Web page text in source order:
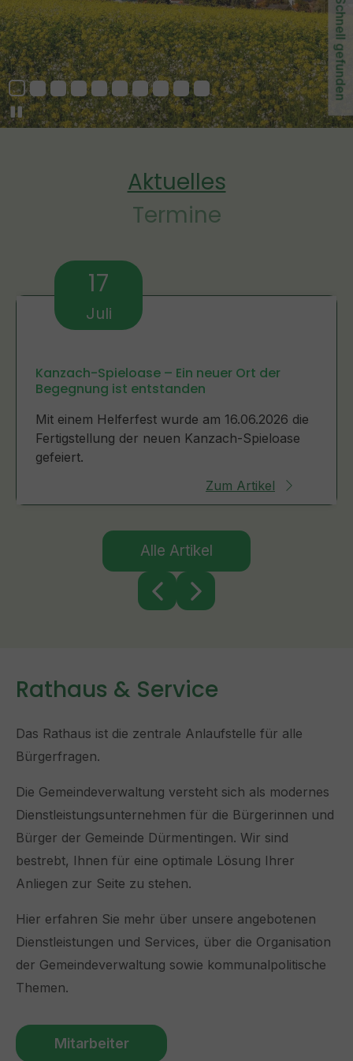
Schnell gefunden
Aktuelles
Termine
Kanzach-Spieloase – Ein neuer Ort der
Begegnung ist entstanden
17
Juli
Mit einem Helferfest wurde am 16.06.2026 die
Fertigstellung der neuen Kanzach-Spieloase
gefeiert.
Zum Artikel
Alle Artikel
Rathaus & Service
Das Rathaus ist die zentrale Anlaufstelle für alle
Bürgerfragen.
Die Gemeindeverwaltung versteht sich als modernes
Dienstleistungsunternehmen für die Bürgerinnen und
Bürger der Gemeinde Dürmentingen. Wir sind
bestrebt, Ihnen für eine optimale Lösung Ihrer
Anliegen zur Seite zu stehen.
Hier erfahren Sie mehr über unsere angebotenen
Dienstleistungen und Services, über die Organisation
der Gemeindeverwaltung sowie kommunalpolitische
Themen.
Mitarbeiter